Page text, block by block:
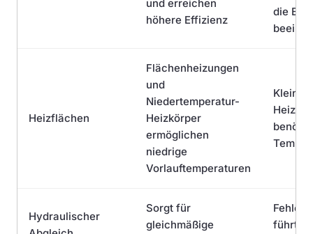
und erreichen
höhere Effizienz
die
Heizflächen
Flächenheizungen
und
Niedertemperatur-
Heizkörper
ermöglichen
niedrige
Vorlauftemperaturen
Kleine
Hydraulischer
Sorgt für
gleichmäßige
führt zu